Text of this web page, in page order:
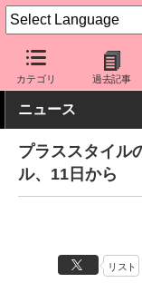
カテゴリ 過去記事
ケータイ Watch アプ
ニュース
プラススタイル
ル、11日から
リスト